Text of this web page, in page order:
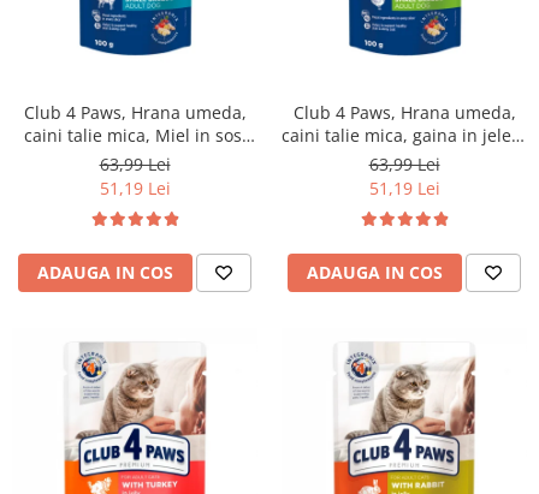
Club 4 Paws, Hrana umeda,
caini talie mica, Miel in sos,
set 24x100g
63,99 Lei
51,19 Lei
ADAUGA IN COS
Club 4 Paws, Hrana umeda,
caini talie mica, gaina in jeleu,
set 24x100g
63,99 Lei
51,19 Lei
ADAUGA IN COS